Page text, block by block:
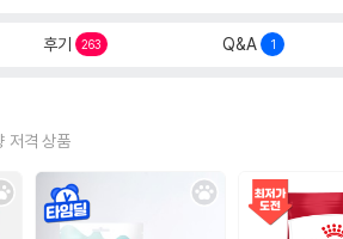
후기 263 Q&A 1
저격 상품